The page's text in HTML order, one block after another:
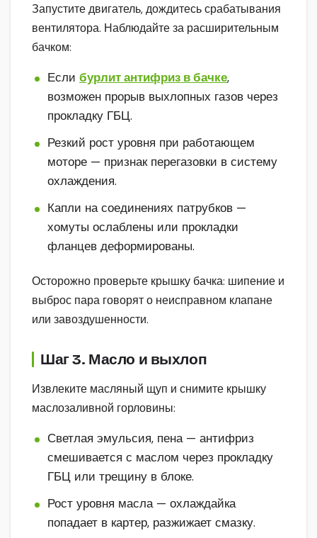
Запустите двигатель, дождитесь срабатывания
вентилятора. Наблюдайте за расширительным
бачком:
Если бурлит антифриз в бачке,
возможен прорыв выхлопных газов через
прокладку ГБЦ.
Резкий рост уровня при работающем
моторе — признак перегазовки в систему
охлаждения.
Капли на соединениях патрубков —
хомуты ослаблены или прокладки
фланцев деформированы.
Осторожно проверьте крышку бачка: шипение и
выброс пара говорят о неисправном клапане
или завоздушенности.
Шаг 3. Масло и выхлоп
Извлеките масляный щуп и снимите крышку
маслозаливной горловины:
Светлая эмульсия, пена — антифриз
смешивается с маслом через прокладку
ГБЦ или трещину в блоке.
Рост уровня масла — охлаждайка
попадает в картер, разжижает смазку.